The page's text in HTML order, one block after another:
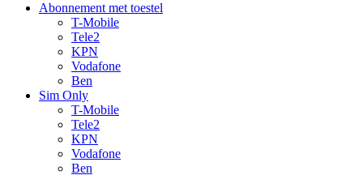
Abonnement met toestel
T-Mobile
Tele2
KPN
Vodafone
Ben
Sim Only
T-Mobile
Tele2
KPN
Vodafone
Ben